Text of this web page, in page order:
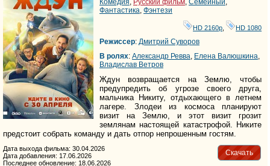
Комедия, Русский фильм, Семейный,
Фантастика, Фэнтези
HD 2160р HD 1080
Режиссер: Дмитрий Суворов
В ролях: Александр Ревва, Елена Валюшкина,
Владислав Ветров
Ждун возвращается на Землю, чтобы
предупредить об угрозе своего друга,
мальчика Никиту, отдыхающего в летнем
лагере. Злодеи из космоса планируют
визит на Землю, и этот визит грозит
землянам настоящей катастрофой. Никите
предстоит собрать команду и дать отпор непрошенным гостям.
Скачать
Дата выхода фильма: 30.04.2026
Дата добавления: 17.06.2026
Последнее обновление: 18.06.2026